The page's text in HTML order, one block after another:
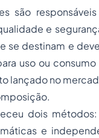
são
e
se destinam e
uso ou consumo
lançado no
dois
e